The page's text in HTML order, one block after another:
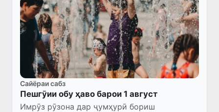
Сайёраи сабз
Пешгӯии обу ҳаво барои 1 август
Имрӯз рӯзона дар ҷумҳурӣ бориш